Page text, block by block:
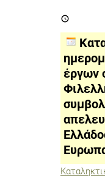
ημερομηνία
έργων
στο
συμβολή
του
στην
της
Ελλάδος
και
στην
Ευρωπαϊκή
Ενοποίηση»
έργων